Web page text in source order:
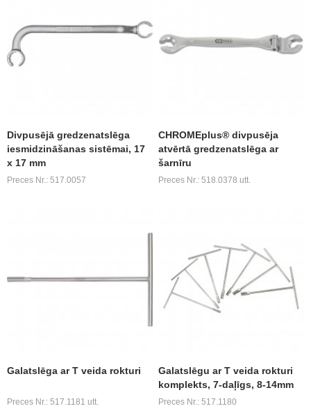
Divpusējā gredzenatslēga
iesmidzināšanas sistēmai, 17
x 17 mm
Preces Nr.: 517.0057
CHROMEplus® divpusēja
atvērtā gredzenatslēga ar
šarnīru
Preces Nr.: 518.0378 utt.
Galatslēga ar T veida rokturi
Preces Nr.: 517.1181 utt.
Galatslēgu ar T veida rokturi
komplekts, 7-daļīgs, 8-14mm
Preces Nr.: 517.1180